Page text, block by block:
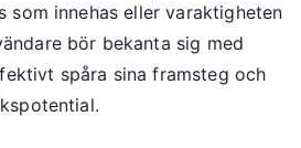
som innehas eller varaktigheten
bör bekanta sig med
spåra sina framsteg och